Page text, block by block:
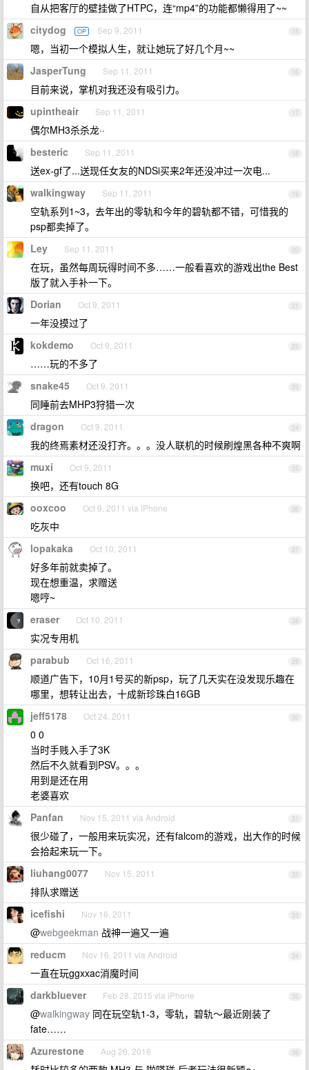
自从把客厅的壁挂做了HTPC，连“mp4”的功能都懒得用了~~
15
citydog OP Sep 9, 2011
嗯，当初一个模拟人生，就让她玩了好几个月~~
16
JasperTung Sep 11, 2011
目前来说，掌机对我还没有吸引力。
17
upintheair Sep 11, 2011
偶尔MH3杀杀龙··
18
besteric Sep 11, 2011
送ex-gf了...送现任女友的NDSi买来2年还没冲过一次电...
19
walkingway Sep 11, 2011
空轨系列1~3，去年出的零轨和今年的碧轨都不错，可惜我的
psp都卖掉了。
20
Ley Sep 11, 2011
在玩，虽然每周玩得时间不多……一般看喜欢的游戏出the Best
版了就入手补一下。
21
Dorian Oct 9, 2011
一年没摸过了
22
kokdemo Oct 9, 2011
……玩的不多了
23
snake45 Oct 9, 2011
同睡前去MHP3狩猎一次
24
dragon Oct 9, 2011
我的终焉素材还没打齐。。。没人联机的时候刷煌黑各种不爽啊
25
muxi Oct 9, 2011
换吧，还有touch 8G
26
ooxcoo Oct 9, 2011 via iPhone
吃灰中
27
lopakaka Oct 10, 2011
好多年前就卖掉了。
现在想重温，求赠送
嗯哼~
28
eraser Oct 10, 2011
实况专用机
29
parabub Oct 16, 2011
顺道广告下，10月1号买的新psp，玩了几天实在没发现乐趣在
哪里，想转让出去，十成新珍珠白16GB
30
jeff5178 Oct 24, 2011
0 0
当时手贱入手了3K
然后不久就看到PSV。。。
用到是还在用
老婆喜欢
31
Panfan Nov 15, 2011 via Android
很少碰了，一般用来玩实况，还有falcom的游戏，出大作的时候
会拾起来玩一下。
32
liuhang0077 Nov 15, 2011
排队求赠送
33
icefishi Nov 16, 2011
@webgeekman 战神一遍又一遍
34
reducm Nov 16, 2011 via Android
一直在玩ggxxac消魔时间
35
darkbluever Feb 28, 2015 via iPhone
@walkingway 同在玩空轨1-3，零轨，碧轨～最近刚装了
fate……
36
Azurestone Aug 26, 2016